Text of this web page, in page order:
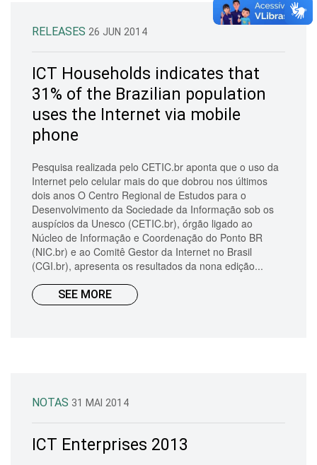
RELEASES 26 JUN 2014
ICT Households indicates that
31% of the Brazilian population
uses the Internet via mobile
phone
Pesquisa realizada pelo CETIC.br aponta que o uso da
Internet pelo celular mais do que dobrou nos últimos
dois anos O Centro Regional de Estudos para o
Desenvolvimento da Sociedade da Informação sob os
auspícios da Unesco (CETIC.br), órgão ligado ao
Núcleo de Informação e Coordenação do Ponto BR
(NIC.br) e ao Comitê Gestor da Internet no Brasil
(CGI.br), apresenta os resultados da nona edição...
SEE MORE
NOTAS 31 MAI 2014
ICT Enterprises 2013